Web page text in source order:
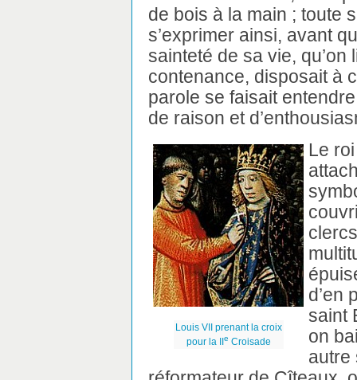
de bois à la main ; toute
s’exprimer ainsi, avant
sainteté de sa vie,
contenance, disposait à
parole se faisait
de raison et
Louis VII prenant la croix
pour la IIe Croisade
Le
d’en
saint
on
autre